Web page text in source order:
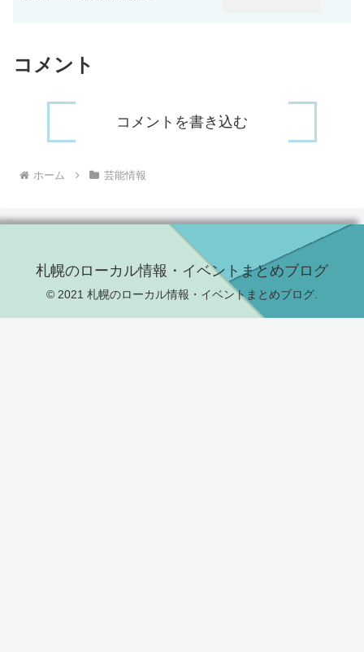
コメント
コメントを書き込む
ホーム 芸能情報
札幌のローカル情報・イベントまとめブログ
© 2021 札幌のローカル情報・イベントまとめブログ.